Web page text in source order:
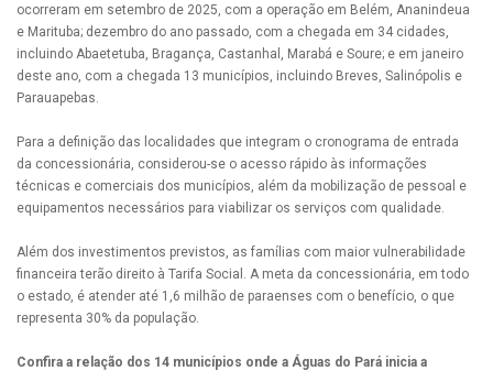
ocorreram em setembro de 2025, com a operação em Belém, Ananindeua
e Marituba; dezembro do ano passado, com a chegada em 34 cidades,
incluindo Abaetetuba, Bragança, Castanhal, Marabá e Soure; e em janeiro
deste ano, com a chegada 13 municípios, incluindo Breves, Salinópolis e
Parauapebas.
Para a definição das localidades que integram o cronograma de entrada
da concessionária, considerou-se o acesso rápido às informações
técnicas e comerciais dos municípios, além da mobilização de pessoal e
equipamentos necessários para viabilizar os serviços com qualidade.
Além dos investimentos previstos, as famílias com maior vulnerabilidade
financeira terão direito à Tarifa Social. A meta da concessionária, em todo
o estado, é atender até 1,6 milhão de paraenses com o benefício, o que
representa 30% da população.
Confira a relação dos 14 municípios onde a Águas do Pará inicia a